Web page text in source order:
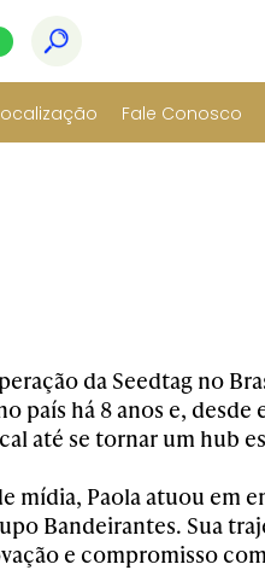
Fale Conosco
da Seedtag no
país há 8 anos e, desde
até se tornar um hub
mídia, Paola atuou em
Bandeirantes. Sua
e compromisso